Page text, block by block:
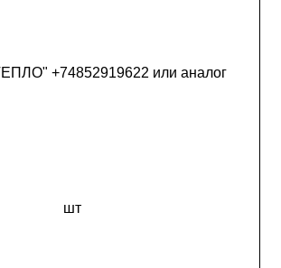
+74852919622 или аналог
шт